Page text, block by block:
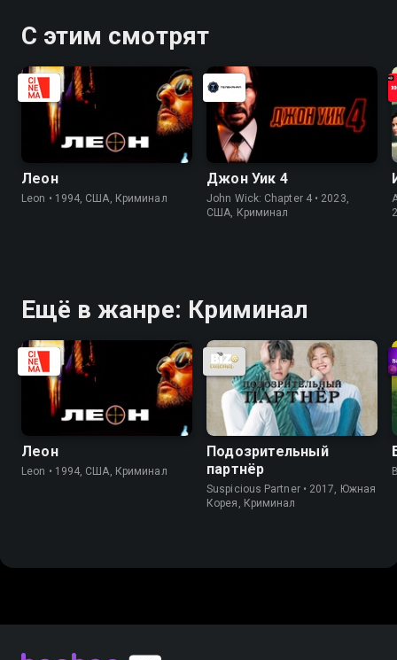
С этим смотрят
Леон
Leon • 1994, США, Криминал
Джон Уик 4
John Wick: Chapter 4 • 2023,
США, Криминал
Ещё в жанре: Криминал
Леон
Leon • 1994, США, Криминал
Подозрительный
партнёр
Suspicious Partner • 2017, Южная
Корея, Криминал